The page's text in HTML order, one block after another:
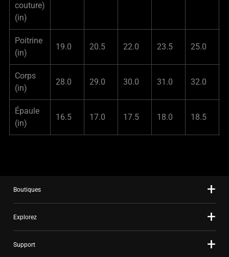
couture)
(in)
Poitrine
(in)
19.0 20.5 22.0 23.5 25.0
Corps
(in)
28.0 29.0 30.0 31.0 32.0
Épaule
(in)
16.5 17.0 17.5 18.0 18.5
Boutiques
Explorez
Support